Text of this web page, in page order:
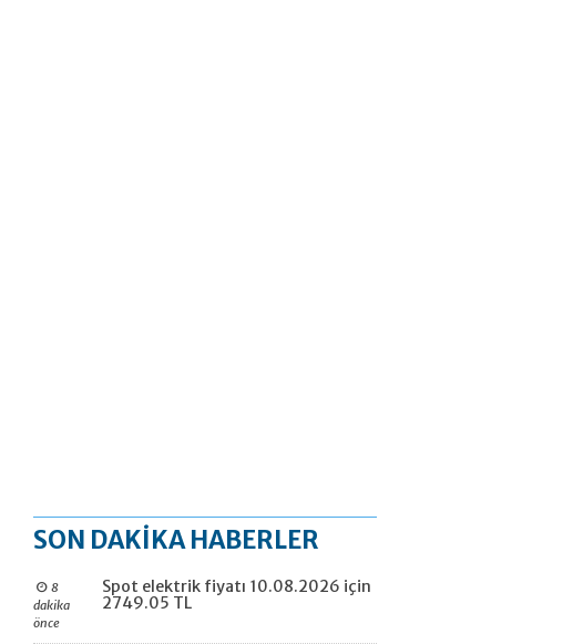
SON DAKİKA HABERLER
8
dakika
önce
Spot elektrik fiyatı 10.08.2026 için
2749.05 TL